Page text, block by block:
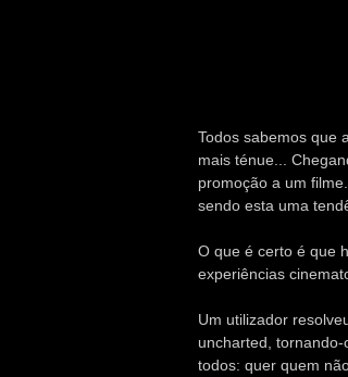
Todos sabemos que
mais ténue...
promoção a um
sendo esta uma
O que é certo é que
experiências
Um utilizador
uncharted,
todos: quer quem